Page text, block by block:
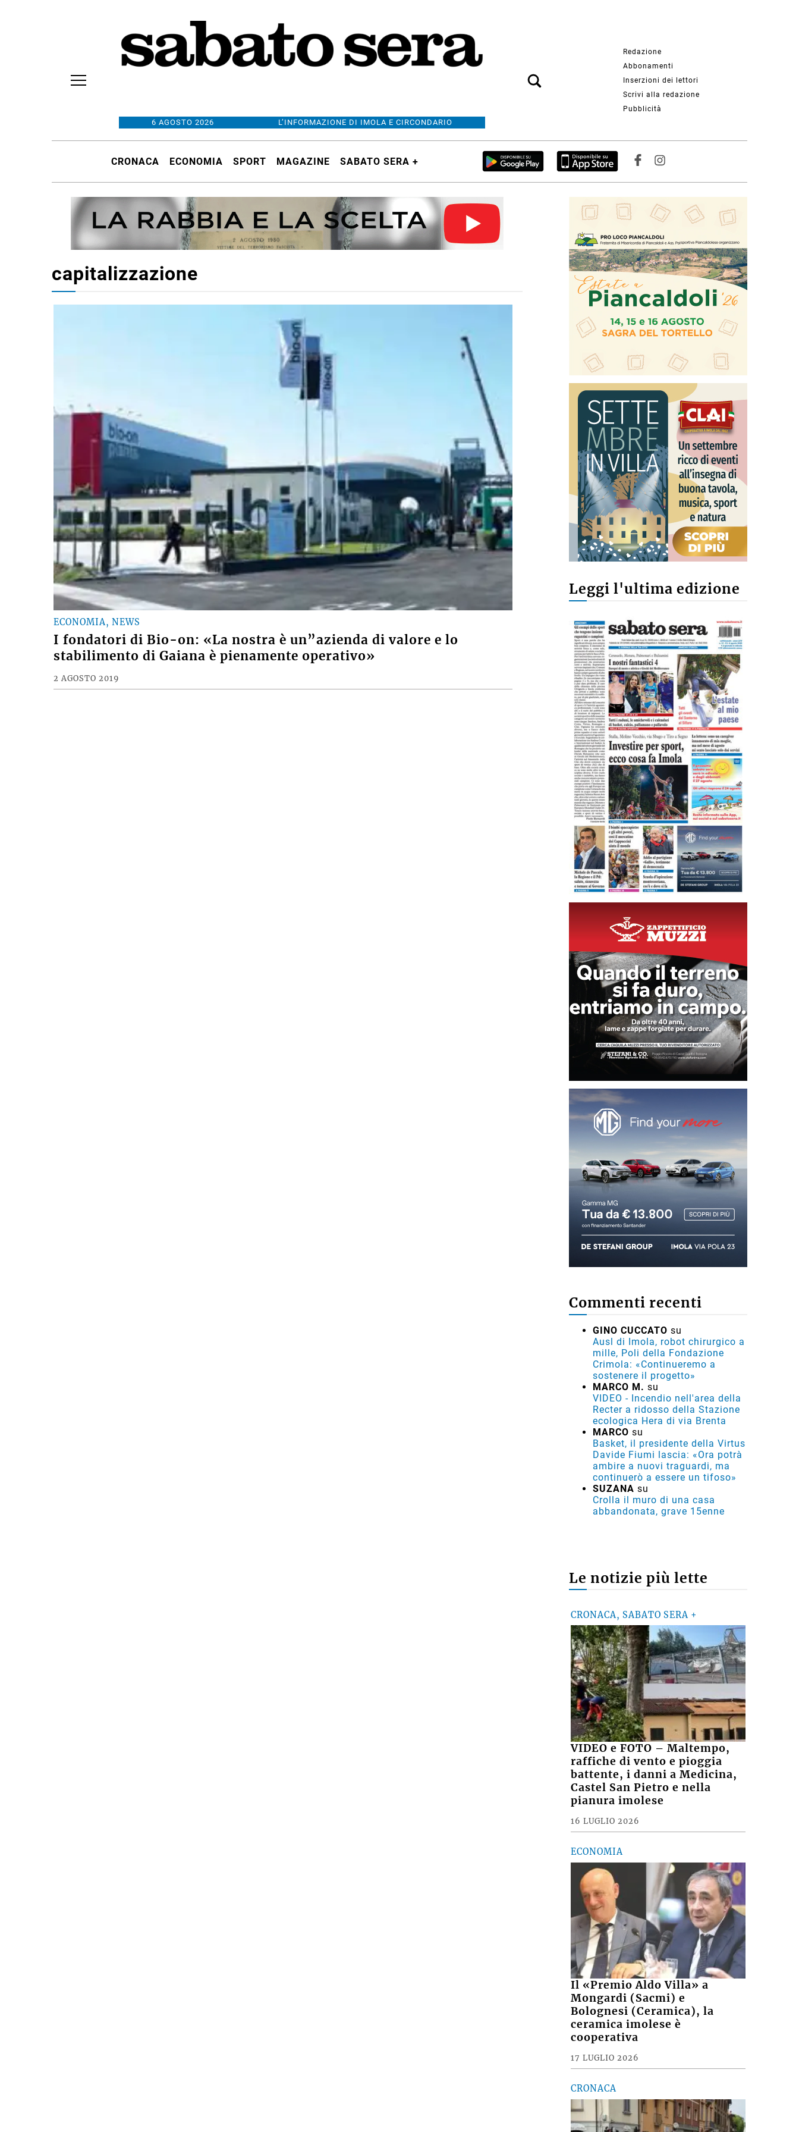
6 AGOSTO 2026 L’INFORMAZIONE DI IMOLA E CIRCONDARIO
Redazione
Abbonamenti
Inserzioni dei lettori
Scrivi alla redazione
Pubblicità
CRONACA ECONOMIA SPORT MAGAZINE SABATO SERA +
capitalizzazione
ECONOMIA, NEWS
I fondatori di Bio-on: «La nostra è un”azienda di valore e lo
stabilimento di Gaiana è pienamente operativo»
2 AGOSTO 2019
Leggi l'ultima edizione
Commenti recenti
GINO CUCCATO su
Ausl di Imola, robot chirurgico a
mille, Poli della Fondazione
Crimola: «Continueremo a
sostenere il progetto»
MARCO M. su
VIDEO - Incendio nell'area della
Recter a ridosso della Stazione
ecologica Hera di via Brenta
MARCO su
Basket, il presidente della Virtus
Davide Fiumi lascia: «Ora potrà
ambire a nuovi traguardi, ma
continuerò a essere un tifoso»
SUZANA su
Crolla il muro di una casa
abbandonata, grave 15enne
Le notizie più lette
CRONACA, SABATO SERA +
VIDEO e FOTO – Maltempo,
raffiche di vento e pioggia
battente, i danni a Medicina,
Castel San Pietro e nella
pianura imolese
16 LUGLIO 2026
ECONOMIA
Il «Premio Aldo Villa» a
Mongardi (Sacmi) e
Bolognesi (Ceramica), la
ceramica imolese è
cooperativa
17 LUGLIO 2026
CRONACA